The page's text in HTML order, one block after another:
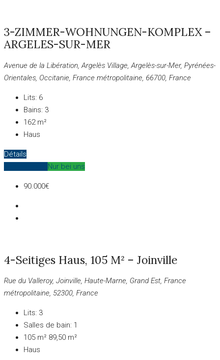
3-ZIMMER-WOHNUNGEN-KOMPLEX –
ARGELES-SUR-MER
Avenue de la Libération, Argelès Village, Argelès-sur-Mer, Pyrénées-
Orientales, Occitanie, France métropolitaine, 66700, France
Lits: 6
Bains: 3
162 m²
Haus
Détails
Nur bei uns
90.000€
4-Seitiges Haus, 105 M² – Joinville
Rue du Valleroy, Joinville, Haute-Marne, Grand Est, France
métropolitaine, 52300, France
Lits: 3
Salles de bain: 1
105 m² 89,50 m²
Haus